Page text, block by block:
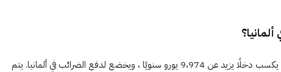
الموظف الخاضع للضريبة هو الشخص الذي يكسب دخلًا يزيد عن 9،974 يورو سنويًا ، ويخضع لدفع الضرائب في ألمانيا. يتم